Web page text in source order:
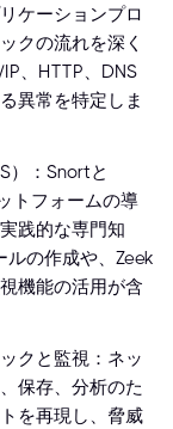
ケーションプロ
クの流れを深く
、HTTP、DNS
異常を特定しま
）：Snortと
トフォームの導
践的な専門知
の作成や、Zeek
機能の活用が含
クと監視：ネッ
保存、分析のた
を再現し、脅威